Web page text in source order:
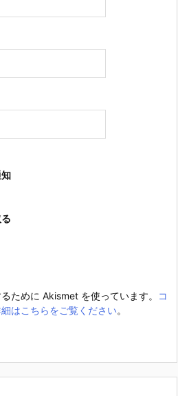
ために Akismet を使っています。
コ
はこちらをご覧ください。